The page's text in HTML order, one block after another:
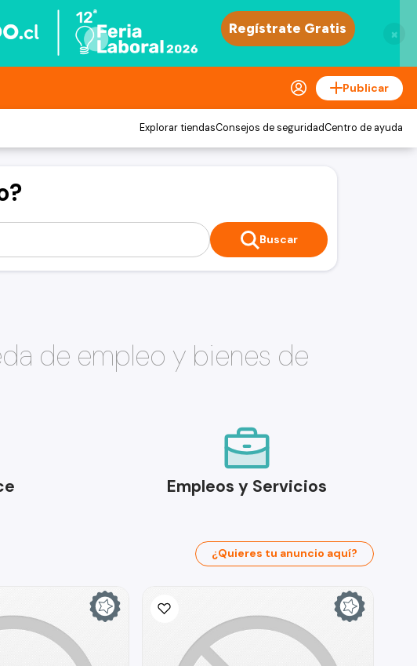
×
Publicar
Explorar tiendasConsejos de seguridadCentro de ayuda
Buscar
de empleo y bienes de
Empleos y Servicios
¿Quieres tu anuncio aquí?